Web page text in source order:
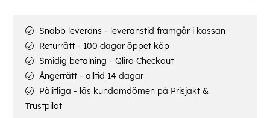
Snabb leverans - leveranstid framgår i kassan
Returrätt - 100 dagar öppet köp
Smidig betalning - Qliro Checkout
Ångerrätt - alltid 14 dagar
Pålitliga - läs kundomdömen på Prisjakt &
Trustpilot